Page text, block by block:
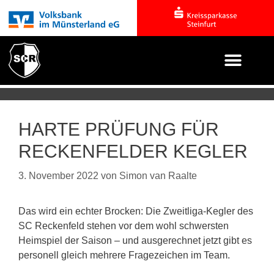
HARTE PRÜFUNG FÜR
RECKENFELDER KEGLER
3. November 2022 von Simon van Raalte
Das wird ein echter Brocken: Die Zweitliga-Kegler des
SC Reckenfeld stehen vor dem wohl schwersten
Heimspiel der Saison – und ausgerechnet jetzt gibt es
personell gleich mehrere Fragezeichen im Team.